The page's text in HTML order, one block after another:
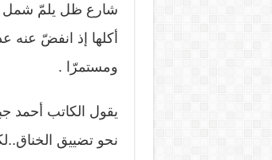
شارع ظل يلمّ شمل
أكلها إذ انفضّ عنه
ومستمرّا .
يقول الكاتب أحمد
نحو تضييق